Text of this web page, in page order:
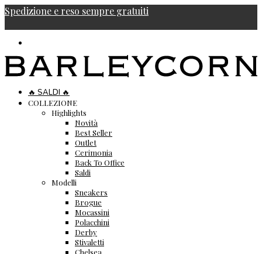
Spedizione e reso sempre gratuiti
🔥 SALDI 🔥
COLLEZIONE
Highlights
Novità
Best Seller
Outlet
Cerimonia
Back To Office
Saldi
Modelli
Sneakers
Brogue
Mocassini
Polacchini
Derby
Stivaletti
Chelsea